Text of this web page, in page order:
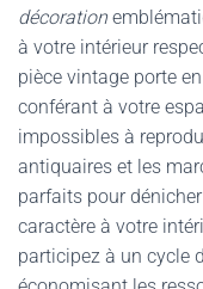
décoration
à votre intérieur
pièce vintage porte
conférant à votre
impossibles à
antiquaires et les
parfaits pour
caractère à votre
participez à un cycle